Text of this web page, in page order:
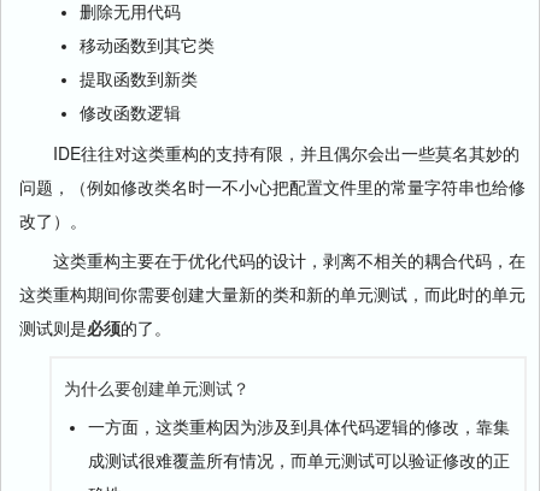
删除无用代码
移动函数到其它类
提取函数到新类
修改函数逻辑
IDE往往对这类重构的支持有限，并且偶尔会出一些莫名其妙的
问题，（例如修改类名时一不小心把配置文件里的常量字符串也给修
改了）。
这类重构主要在于优化代码的设计，剥离不相关的耦合代码，在
这类重构期间你需要创建大量新的类和新的单元测试，而此时的单元
测试则是必须的了。
为什么要创建单元测试？
一方面，这类重构因为涉及到具体代码逻辑的修改，靠集
成测试很难覆盖所有情况，而单元测试可以验证修改的正